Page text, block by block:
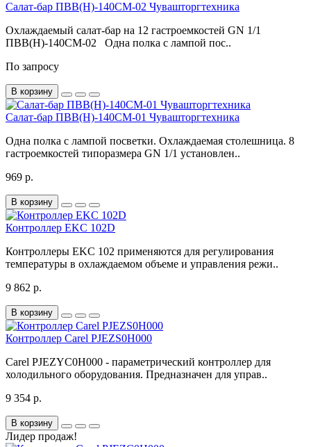
Салат-бар ПВВ(Н)-140СМ-02 Чувашторгтехника
Охлаждаемый салат-бар на 12 гастроемкостей GN 1/1
ПВВ(Н)-140СМ-02 Одна полка с лампой пос..
По запросу
В корзину
Салат-бар ПВВ(Н)-140СМ-01 Чувашторгтехника
Одна полка с лампой посветки. Охлаждаемая столешница. 8
гастроемкостей типоразмера GN 1/1 установлен..
969 р.
В корзину
Контроллер EKC 102D
Контроллеры EKC 102 применяются для регулирования
температуры в охлаждаемом объеме и управления режи..
9 862 р.
В корзину
Контроллер Carel PJEZS0H000
Carel PJEZYC0H000 - параметрический контроллер для
холодильного оборудования. Предназначен для управ..
9 354 р.
В корзину
Лидер продаж!